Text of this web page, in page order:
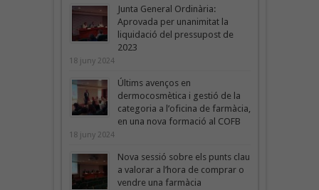
Junta General Ordinària:
Aprovada per unanimitat la
liquidació del pressupost de
2023
18 juny 2024
Últims avenços en
dermocosmètica i gestió de la
categoria a l’oficina de farmàcia,
en una nova formació al COFB
18 juny 2024
Nova sessió sobre els punts clau
a valorar a l’hora de comprar o
vendre una farmàcia